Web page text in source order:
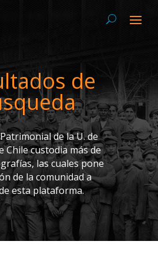
de
de la U. de
Chile custodia más de
las cuales pone
de la comunidad a
esta plataforma.